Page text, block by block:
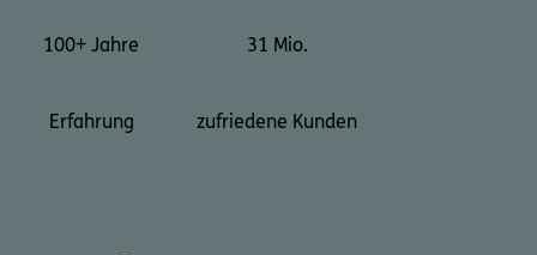
100+ Jahre
Erfahrung
31 Mio.
zufriedene Kunden